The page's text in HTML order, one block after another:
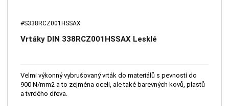
#S338RCZ001HSSAX
Vrtáky DIN 338RCZ001HSSAX Lesklé
Velmi výkonný vybrušovaný vrták do materiálů s pevností do
900 N/mm2 a to zejména oceli, ale také barevných kovů, plastů
a tvrdého dřeva.